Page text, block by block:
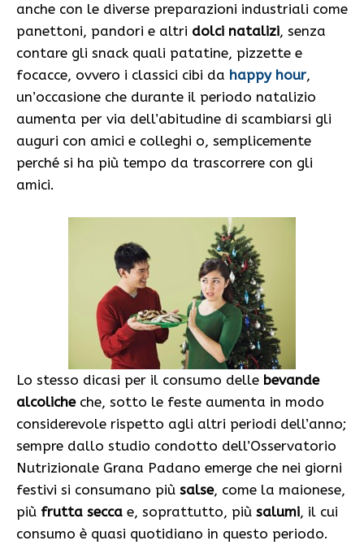
anche con le diverse preparazioni industriali come
panettoni, pandori e altri dolci natalizi, senza
contare gli snack quali patatine, pizzette e
focacce, ovvero i classici cibi da happy hour,
un’occasione che durante il periodo natalizio
aumenta per via dell’abitudine di scambiarsi gli
auguri con amici e colleghi o, semplicemente
perché si ha più tempo da trascorrere con gli
amici.
Lo stesso dicasi per il consumo delle bevande
alcolicheche, sotto le feste aumenta in modo
considerevole rispetto agli altri periodi dell’anno;
sempre dallo studio condotto dell’Osservatorio
Nutrizionale Grana Padano emerge che nei giorni
festivi si consumano più salse, come la maionese,
più frutta secca e, soprattutto, più salumi, il cui
consumo è quasi quotidiano in questo periodo.